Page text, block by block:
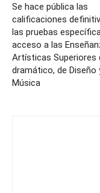
Se hace pública las
calificaciones
las pruebas
acceso a las
Artísticas Superiores
dramático, de Diseño
Música